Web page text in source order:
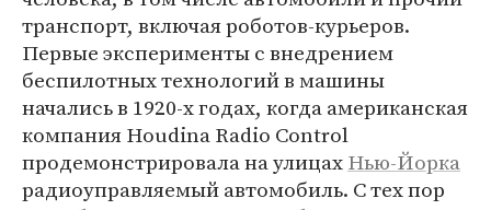
транспорт, включая роботов-курьеров.
Первые эксперименты с внедрением
беспилотных технологий в машины
начались в 1920-х годах, когда американская
компания Houdina Radio Control
продемонстрировала на улицахНью-Йорка
радиоуправляемый автомобиль. С тех пор